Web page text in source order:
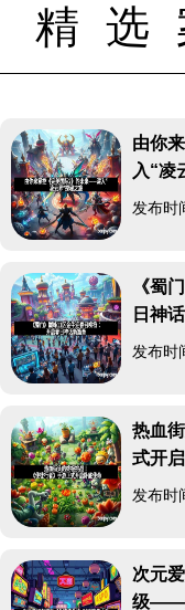
精
由你
入“凌
发布时
《蜀
日神
发布时
热血
式开
发布时
次元
级——